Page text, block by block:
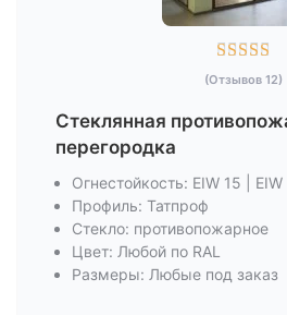

(Отзывов 12)
Стеклянная
перегородка
Огнестойкость: EIW 15 |
Профиль: Татпроф
Стекло: противопожарное
Цвет: Любой по RAL
Размеры: Любые под заказ